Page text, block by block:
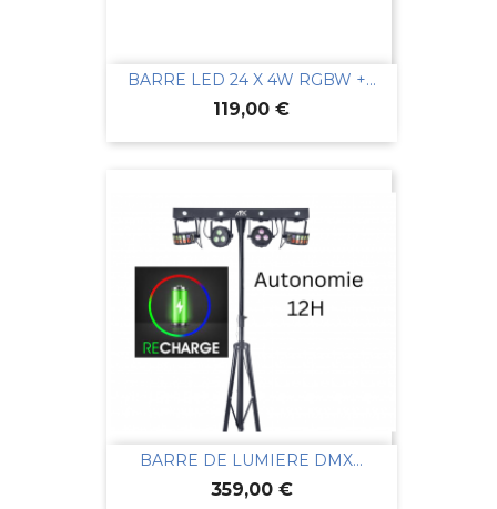
BARRE LED 24 X 4W RGBW +...
Prix
119,00 €
BARRE DE LUMIERE DMX...
Prix
359,00 €